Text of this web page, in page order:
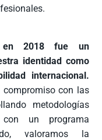
en 2018 fue un
identidad como
internacional.
con las
metodologías
un programa
valoramos la